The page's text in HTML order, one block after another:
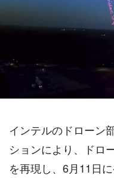
インテルのドローン
ションにより、ドロ
を再現し、6月11日